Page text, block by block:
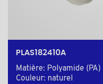
PLAS182410A
Matière: Polyamide (PA)
Couleur: naturel